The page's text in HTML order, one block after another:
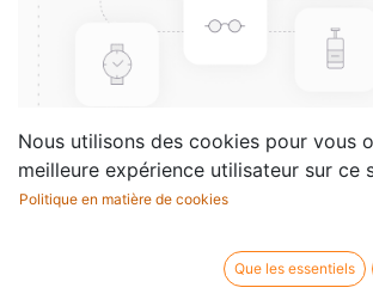
Grade 4 Syllabus Book
Album
Nous utilisons des cookies pour vous
meilleure expérience utilisateur sur ce
Politique en matière de cookies
Que les essentiels